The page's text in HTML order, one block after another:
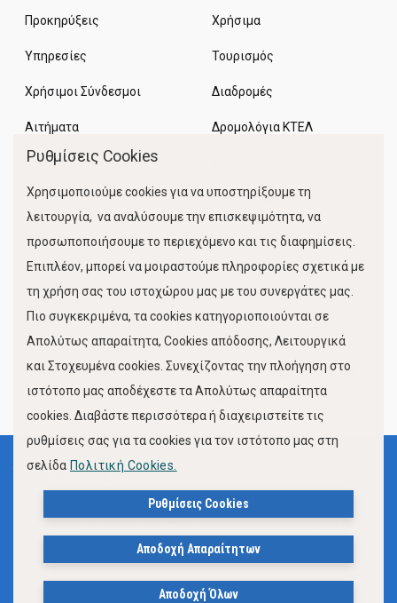
Προκηρύξεις
Υπηρεσίες
Χρήσιμοι Σύνδεσμοι
Αιτήματα
Χρήσιμα
Τουρισμός
Διαδρομές
Δρομολόγια ΚΤΕΛ
Κίνηση Λιμένος
FOLLOW US
Όροι Χρήσης
Πολιτική Προστασίας Προσωπικών Δεδομένων
Πολιτική Cookies
Ρυθμίσεις Cookies
Χρησιμοποιούμε cookies για να υποστηρίξουμε τη
λειτουργία, να αναλύσουμε την επισκεψιμότητα, να
προσωποποιήσουμε το περιεχόμενο και τις διαφημίσεις.
Επιπλέον, μπορεί να μοιραστούμε πληροφορίες σχετικά με
τη χρήση σας του ιστοχώρου μας με του συνεργάτες μας.
Πιο συγκεκριμένα, τα cookies κατηγοριοποιούνται σε
Απολύτως απαραίτητα, Cookies απόδοσης, Λειτουργικά
και Στοχευμένα cookies. Συνεχίζοντας την πλοήγηση στο
ιστότοπο μας αποδέχεστε τα Απολύτως απαραίτητα
cookies. Διαβάστε περισσότερα ή διαχειριστείτε τις
ρυθμίσεις σας για τα cookies για τον ιστότοπο μας στη
σελίδα Πολιτική Cookies.
Ρυθμίσεις Cookies
Αποδοχή Απαραίτητων
Αποδοχή Όλων